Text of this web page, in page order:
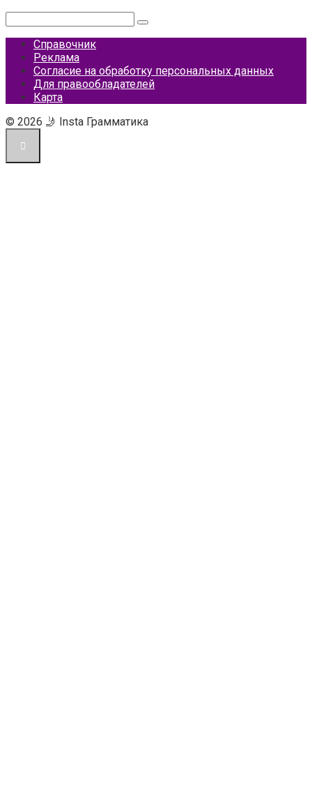
Справочник
Реклама
Согласие на обработку персональных данных
Для правообладателей
Карта
© 2026 🤳 Insta Грамматика